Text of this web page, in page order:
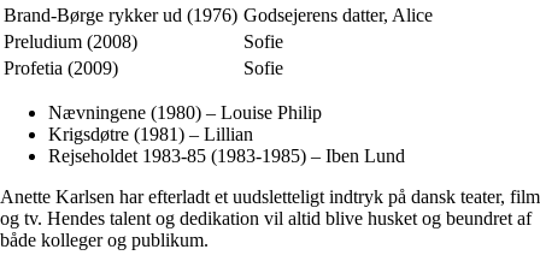
Brand-Børge rykker ud (1976) Godsejerens datter, Alice
Preludium (2008)
Sofie
Profetia (2009)
Sofie
Nævningene (1980) – Louise Philip
Krigsdøtre (1981) – Lillian
Rejseholdet 1983-85 (1983-1985) – Iben Lund
Anette Karlsen har efterladt et uudsletteligt indtryk på dansk teater, film
og tv. Hendes talent og dedikation vil altid blive husket og beundret af
både kolleger og publikum.